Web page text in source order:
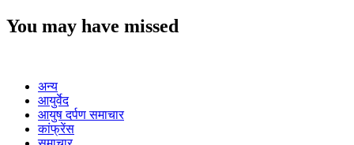
You may have missed
अन्य
आयुर्वेद
आयुष दर्पण समाचार
कांफ्रेंस